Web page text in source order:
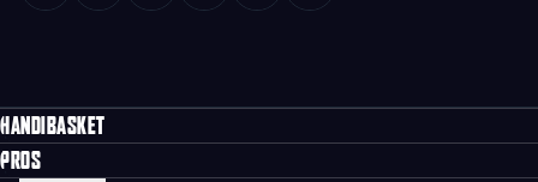
HANDIBASKET
PROS